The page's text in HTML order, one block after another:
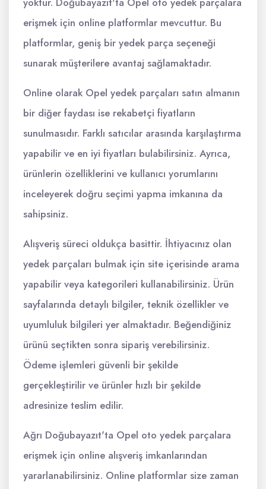
erişmek için online platformlar mevcuttur. Bu
platformlar, geniş bir yedek parça seçeneği
sunarak müşterilere avantaj sağlamaktadır.
Online olarak Opel yedek parçaları satın almanın
bir diğer faydası ise rekabetçi fiyatların
sunulmasıdır. Farklı satıcılar arasında karşılaştırma
yapabilir ve en iyi fiyatları bulabilirsiniz. Ayrıca,
ürünlerin özelliklerini ve kullanıcı yorumlarını
inceleyerek doğru seçimi yapma imkanına da
sahipsiniz.
Alışveriş süreci oldukça basittir. İhtiyacınız olan
yedek parçaları bulmak için site içerisinde arama
yapabilir veya kategorileri kullanabilirsiniz. Ürün
sayfalarında detaylı bilgiler, teknik özellikler ve
uyumluluk bilgileri yer almaktadır. Beğendiğiniz
ürünü seçtikten sonra sipariş verebilirsiniz.
Ödeme işlemleri güvenli bir şekilde
gerçekleştirilir ve ürünler hızlı bir şekilde
adresinize teslim edilir.
Ağrı Doğubayazıt'ta Opel oto yedek parçalara
erişmek için online alışveriş imkanlarından
yararlanabilirsiniz. Online platformlar size zaman